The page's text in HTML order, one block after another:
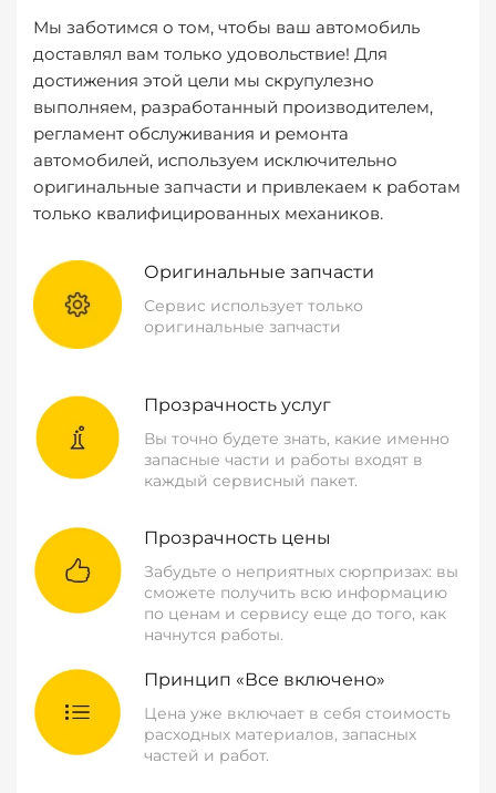
Мы заботимся о том, чтобы ваш автомобиль
доставлял вам только удовольствие! Для
достижения этой цели мы скрупулезно
выполняем, разработанный производителем,
регламент обслуживания и ремонта
автомобилей, используем исключительно
оригинальные запчасти и привлекаем к работам
только квалифицированных механиков.
Оригинальные запчасти
Сервис использует только
оригинальные запчасти
Прозрачность услуг
Вы точно будете знать, какие именно
запасные части и работы входят в
каждый сервисный пакет.
Прозрачность цены
Забудьте о неприятных сюрпризах: вы
сможете получить всю информацию
по ценам и сервису еще до того, как
начнутся работы.
Принцип «Все включено»
Цена уже включает в себя стоимость
расходных материалов, запасных
частей и работ.